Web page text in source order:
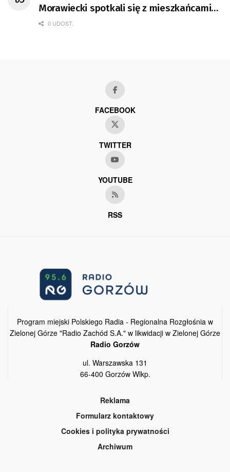
Morawiecki spotkali się z mieszkańcami
Gorzowa
0 UDOST.
FACEBOOK
TWITTER
YOUTUBE
RSS
Program miejski Polskiego Radia - Regionalna Rozgłośnia w
Zielonej Górze "Radio Zachód S.A." w likwidacji w Zielonej Górze
Radio Gorzów
ul. Warszawska 131
66-400 Gorzów Wlkp.
Reklama
Formularz kontaktowy
Cookies i polityka prywatności
Archiwum